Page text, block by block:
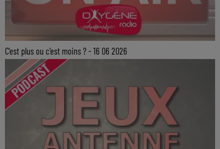
C'est plus ou c'est moins ? - 16 06 2026